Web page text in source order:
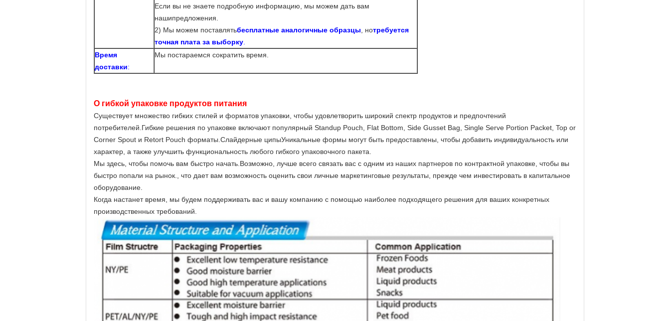
Если вы не знаете подробную информацию, мы можем дать вам
нашипредложения.
2) Мы можем поставлятьбесплатные аналогичные образцы , нотребуется
точная плата за выборку
Время
доставки:
Мы постараемся сократить время.
О гибкой упаковке продуктов питания
Существует множество гибких стилей и форматов упаковки, чтобы удовлетворить широкий спектр продуктов и предпочтений
потребителей.Гибкие решения по упаковке включают популярный Standup Pouch, Flat Bottom, Side Gusset Bag, Single Serve Portion Packet, Top or
Corner Spout и Retort Pouch форматы.Слайдерные ципыУникальные формы могут быть предоставлены, чтобы добавить индивидуальность или
характер, а также улучшить функциональность любого гибкого упаковочного пакета.
Мы здесь, чтобы помочь вам быстро начать.Возможно, лучше всего связать вас с одним из наших партнеров по контрактной упаковке, чтобы вы
быстро попали на рынок., что дает вам возможность оценить свои личные маркетинговые результаты, прежде чем инвестировать в капитальное
оборудование.
Когда настанет время, мы будем поддерживать вас и вашу компанию с помощью наиболее подходящего решения для ваших конкретных
производственных требований.